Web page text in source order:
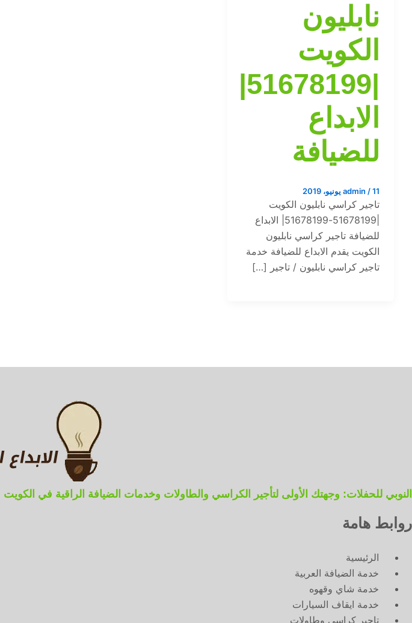
نابليون
الكويت
|51678199|
الابداع
للضيافة
admin /11 يونيو، 2019
تاجير كراسي نابليون الكويت
|51678199-51678199| الابداع
للضيافة تاجير كراسي نابليون
الكويت يقدم الابداع للضيافة خدمة
تاجير كراسي نابليون / تاجير […]
النوبي للحفلات: وجهتك الأولى لتأجير الكراسي والطاولات وخدمات الضيافة الراقية في الكويت | 66899378
روابط هامة
الرئيسية
خدمة الضيافة العربية
خدمة شاي وقهوه
خدمة ايقاف السيارات
تاجير كراسي وطاولات